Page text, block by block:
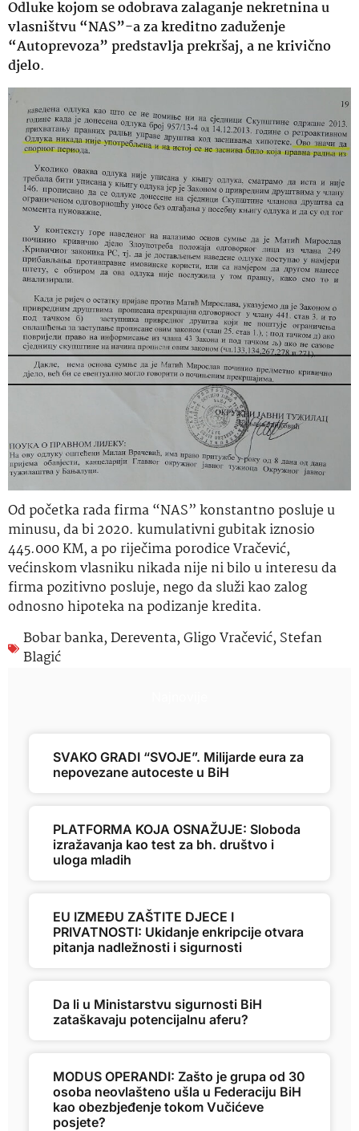
Odluke kojom se odobrava zalaganje nekretnina u
vlasništvu “NAS”-a za kreditno zaduženje
“Autoprevoza” predstavlja prekršaj, a ne krivično
djelo.
Od početka rada firma “NAS” konstantno posluje u
minusu, da bi 2020. kumulativni gubitak iznosio
445.000 KM, a po riječima porodice Vračević,
većinskom vlasniku nikada nije ni bilo u interesu da
firma pozitivno posluje, nego da služi kao zalog
odnosno hipoteka na podizanje kredita.
Bobar banka,Dereventa,Gligo Vračević, Stefan
Blagić
SVAKO GRADI “SVOJE”. Milijarde eura za
nepovezane autoceste u BiH
PLATFORMA KOJA OSNAŽUJE: Sloboda
izražavanja kao test za bh. društvo i
uloga mladih
EU IZMEĐU ZAŠTITE DJECE I
PRIVATNOSTI: Ukidanje enkripcije otvara
pitanja nadležnosti i sigurnosti
Da li u Ministarstvu sigurnosti BiH
zataškavaju potencijalnu aferu?
MODUS OPERANDI: Zašto je grupa od 30
osoba neovlašteno ušla u Federaciju BiH
kao obezbjeđenje tokom Vučićeve
posjete?